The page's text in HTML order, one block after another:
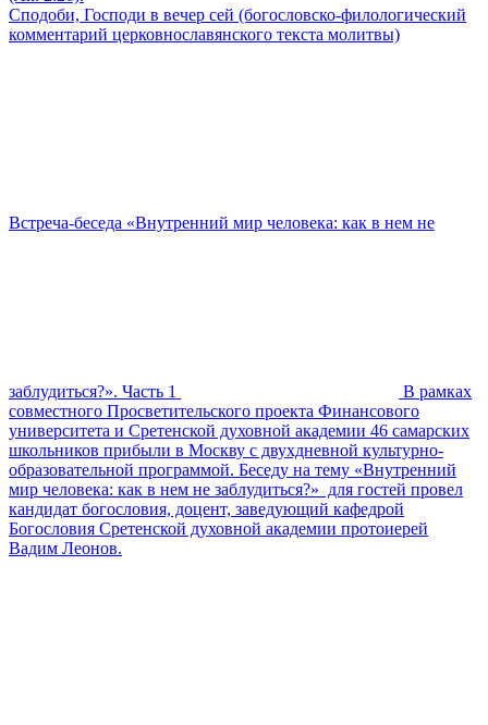
Сподоби, Господи в вечер сей (богословско-филологический
комментарий церковнославянского текста молитвы)
Встреча-беседа «Внутренний мир человека: как в нем не
заблудиться?». Часть 1
В рамках
совместного Просветительского проекта Финансового
университета и Сретенской духовной академии 46 самарских
школьников прибыли в Москву с двухдневной культурно-
образовательной программой. Беседу на тему «Внутренний
мир человека: как в нем не заблудиться?» для гостей провел
кандидат богословия, доцент, заведующий кафедрой
Богословия Сретенской духовной академии протоиерей
Вадим Леонов.